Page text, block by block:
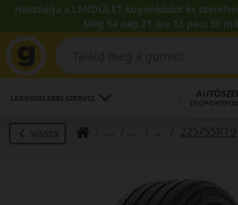
Használja a LENDÜLET kuponkódot és
Még 54 nap 21 óra 13 perc 39
LEGKÖZELEBBI SZERVIZ
Vissza 225/55R19